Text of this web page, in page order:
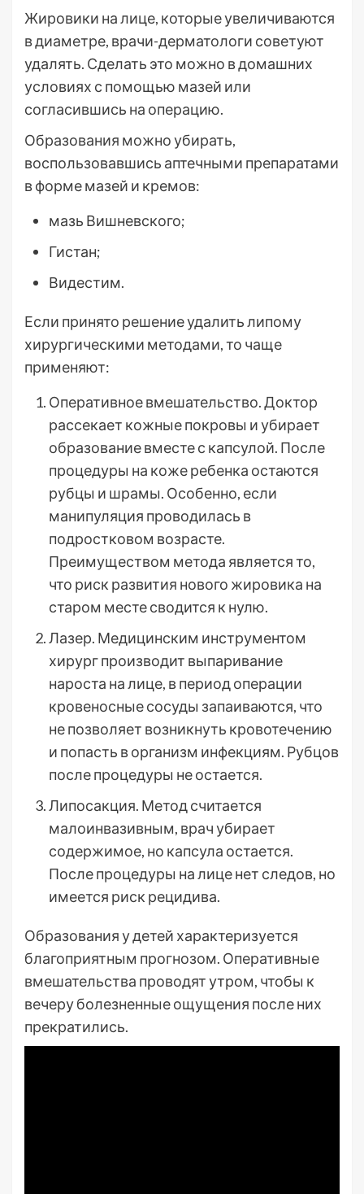
Жировики на лице, которые увеличиваются
в диаметре, врачи-дерматологи советуют
удалять. Сделать это можно в домашних
условиях с помощью мазей или
согласившись на операцию.
Образования можно убирать,
воспользовавшись аптечными препаратами
в форме мазей и кремов:
мазь Вишневского;
Гистан;
Видестим.
Если принято решение удалить липому
хирургическими методами, то чаще
применяют:
Оперативное вмешательство. Доктор
рассекает кожные покровы и убирает
образование вместе с капсулой. После
процедуры на коже ребенка остаются
рубцы и шрамы. Особенно, если
манипуляция проводилась в
подростковом возрасте.
Преимуществом метода является то,
что риск развития нового жировика на
старом месте сводится к нулю.
Лазер. Медицинским инструментом
хирург производит выпаривание
нароста на лице, в период операции
кровеносные сосуды запаиваются, что
не позволяет возникнуть кровотечению
и попасть в организм инфекциям. Рубцов
после процедуры не остается.
Липосакция. Метод считается
малоинвазивным, врач убирает
содержимое, но капсула остается.
После процедуры на лице нет следов, но
имеется риск рецидива.
Образования у детей характеризуется
благоприятным прогнозом. Оперативные
вмешательства проводят утром, чтобы к
вечеру болезненные ощущения после них
прекратились.